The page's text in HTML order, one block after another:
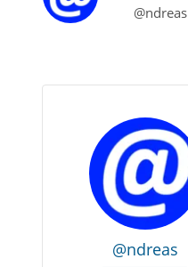
@ndreas
@ndreas